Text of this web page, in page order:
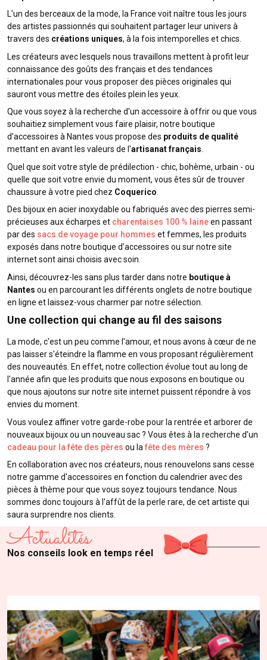
L'un des berceaux de la mode, la France voit naître tous les jours
des artistes passionnés qui souhaitent partager leur univers à
travers des créations uniques, à la fois intemporelles et chics.
Les créateurs avec lesquels nous travaillons mettent à profit leur
connaissance des goûts des français et des tendances
internationales pour vous proposer des pièces originales qui
sauront vous mettre des étoiles plein les yeux.
Que vous soyez à la recherche d'un accessoire à offrir ou que vous
souhaitiez simplement vous faire plaisir, notre boutique
d'accessoires à Nantes vous propose des produits de qualité
mettant en avant les valeurs de l'artisanat français.
Quel que soit votre style de prédilection - chic, bohème, urbain - ou
quelle que soit votre envie du moment, vous êtes sûr de trouver
chaussure à votre pied chez Coquerico
Des bijoux en acier inoxydable ou fabriqués avec des pierres semi-
précieuses aux écharpes et charentaises 100 % laineen passant
par des sacs de voyage pour hommes et femmes, les produits
exposés dans notre boutique d'accessoires ou sur notre site
internet sont ainsi choisis avec soin.
Ainsi, découvrez-les sans plus tarder dans notre boutique à
Nantes ou en parcourant les différents onglets de notre boutique
en ligne et laissez-vous charmer par notre sélection.
Une collection qui change au fil des saisons
La mode, c'est un peu comme l'amour, et nous avons à cœur de ne
pas laisser s'éteindre la flamme en vous proposant régulièrement
des nouveautés. En effet, notre collection évolue tout au long de
l'année afin que les produits que nous exposons en boutique ou
que nous ajoutons sur notre site internet puissent répondre à vos
envies du moment.
Vous voulez affiner votre garde-robe pour la rentrée et arborer de
nouveaux bijoux ou un nouveau sac ? Vous êtes à la recherche d'un
cadeau pour la fête des pères ou la fête des mères ?
En collaboration avec nos créateurs, nous renouvelons sans cesse
notre gamme d'accessoires en fonction du calendrier avec des
pièces à thème pour que vous soyez toujours tendance. Nous
sommes donc toujours à l'affût de la perle rare, de cet artiste qui
saura surprendre nos clients.
Actualités
Nos conseils look en temps réel